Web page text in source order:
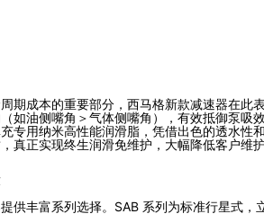
期成本的重要部分，西马格新款减速器在
如油侧嘴角＞气体侧嘴角），有效抵御泵
专用纳米高性能润滑脂，凭借出色的透水
真正实现终生润滑免维护，大幅降低客户维
供丰富系列选择。SAB 系列为标准行星式